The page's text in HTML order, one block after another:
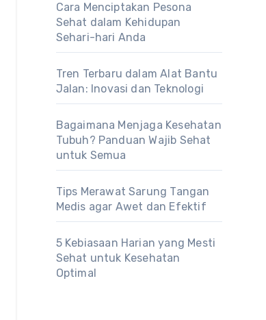
Cara Menciptakan Pesona
Sehat dalam Kehidupan
Sehari-hari Anda
Tren Terbaru dalam Alat Bantu
Jalan: Inovasi dan Teknologi
Bagaimana Menjaga Kesehatan
Tubuh? Panduan Wajib Sehat
untuk Semua
Tips Merawat Sarung Tangan
Medis agar Awet dan Efektif
5 Kebiasaan Harian yang Mesti
Sehat untuk Kesehatan
Optimal